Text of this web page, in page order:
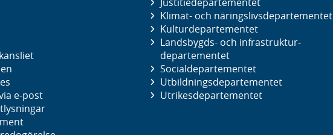
e-post
Justitie­departementet
Klimat- och näringslivs­departementet
Kultur­departementet
Landsbygds- och infrastruktur­
departementet
Social­departementet
Utbildnings­departementet
Utrikes­departementet